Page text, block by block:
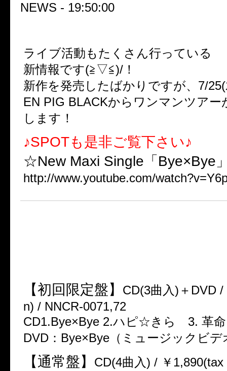
NEWS - 19:50:00
ライブ活動もたくさん行っている
新情報です(≧▽≦)/！
新作を発売したばかりですが、7/
EN PIG BLACKからワンマンツアー
します！
♪SPOTも是非ご覧下さい♪
☆New Maxi Single「Bye×Bye
http://www.youtube.com/
【初回限定盤】
CD(3曲入)＋DVD
n) / NNCR-0071,72
CD1.Bye×Bye 2.ハピ☆きら 3. 革
DVD：Bye×Bye（ミュージックビデ
【通常盤】
CD(4曲入) / ￥